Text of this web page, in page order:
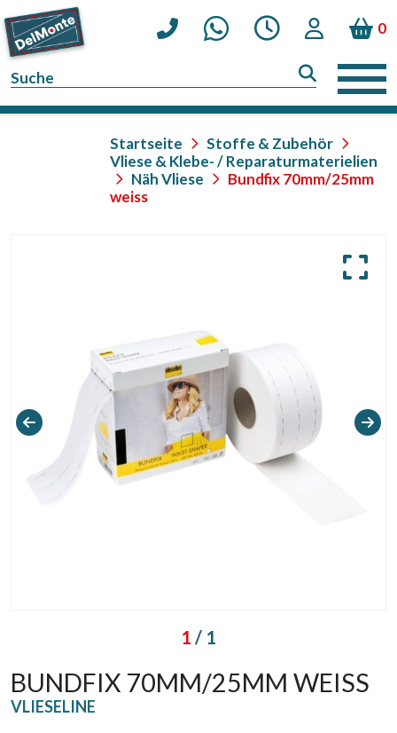
0
Startseite
Stoffe & Zubehör
Vliese & Klebe- / Reparaturmaterielien
Näh Vliese
Bundfix 70mm/25mm
weiss
1 / 1
BUNDFIX 70MM/25MM WEISS
VLIESELINE